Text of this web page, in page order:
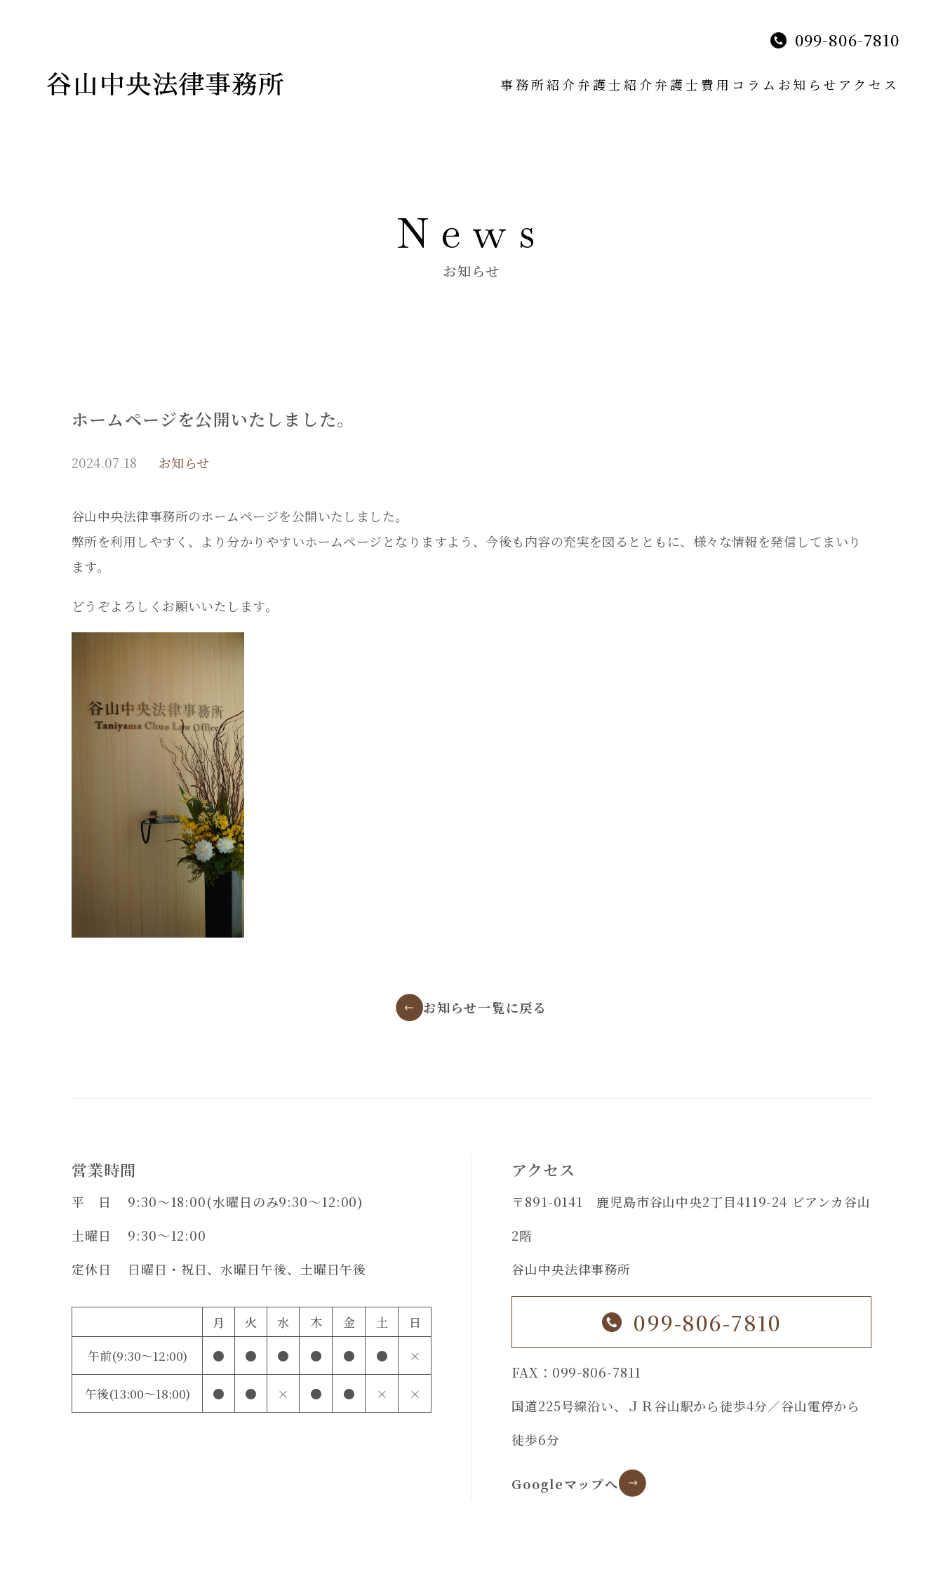
事務所紹介弁護士紹介弁護士費用 コラム お知らせ アクセス
099-806-7810
News
お知らせ
ホームページを公開いたしました。
2024.07.18 お知らせ
谷山中央法律事務所のホームページを公開いたしました。
弊所を利用しやすく、より分かりやすいホームページとなりますよう、今後も内容の充実を図るとともに、様々な情報を発信してまいり
ます。
どうぞよろしくお願いいたします。
お知らせ一覧に戻る
営業時間
平 日 9:30～18:00(水曜日のみ9:30～12:00)
土曜日
9:30～12:00
定休日
日曜日・祝日、水曜日午後、 土曜日午後
月 火 水 木 金 土
日
午前(9:30～12:00)
● ● ● ● ● ● ×
午後(13:00～18:00) ● ● × ● ● × ×
アクセス
〒891-0141 鹿児島市谷山中央2丁目4119-24 ビアンカ谷山
2階
谷山中央法律事務所
099-806-7810
FAX：099-806-7811
国道225号線沿い、ＪＲ谷山駅から徒歩4分／谷山電停から
徒歩6分
Googleマップへ